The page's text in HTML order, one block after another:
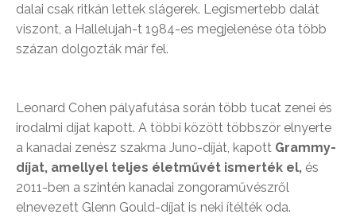
dalai csak ritkán lettek slágerek. Legismertebb dalát
viszont, a Hallelujah-t 1984-es megjelenése óta több
százan dolgozták már fel.
Leonard Cohen pályafutása során több tucat zenei és
irodalmi díjat kapott. A többi között többször elnyerte
a kanadai zenész szakma Juno-díját, kapott Grammy-
díjat, amellyel teljes életművét ismerték el, és
2011-ben a szintén kanadai zongoraművészről
elnevezett Glenn Gould-díjat is neki ítélték oda.